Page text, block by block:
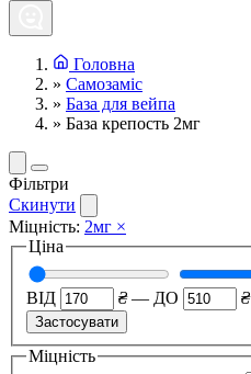
Головна
» Самозаміс
» База для вейпа
» База крепость 2мг
Фільтри
Скинути
Міцність: 2мг ×
Ціна
ВІД ₴ — ДО ₴
Застосувати
Міцність